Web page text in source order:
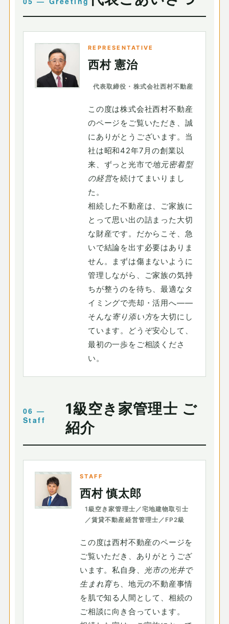
REPRESENTATIVE
西村 憲治
代表取締役・株式会社西村不動産
この度は株式会社西村不動産
のページをご覧いただき、誠
にありがとうございます。当
社は昭和42年7月の創業以
来、ずっと光市で地元密着型
の経営を続けてまいりまし
た。
相続した不動産は、ご家族に
とって思い出の詰まった大切
な財産です。だからこそ、急
いで結論を出す必要はありま
せん。まずは傷まないように
管理しながら、ご家族の気持
ちが整うのを待ち、最適なタ
イミングで売却・活用へ——
そんな寄り添い方を大切にし
ています。どうぞ安心して、
最初の一歩をご相談くださ
い。
1級空き家管理士 ご
紹介
STAFF
西村 慎太郎
1級空き家管理士／宅地建物取引士
／賃貸不動産経営管理士／FP2級
この度は西村不動産のページを
ご覧いただき、ありがとうござ
います。私自身、 光市の光井で
生まれ育ち 、地元の不動産事情
を肌で知る人間として、相続の
ご相談に向き合っています。